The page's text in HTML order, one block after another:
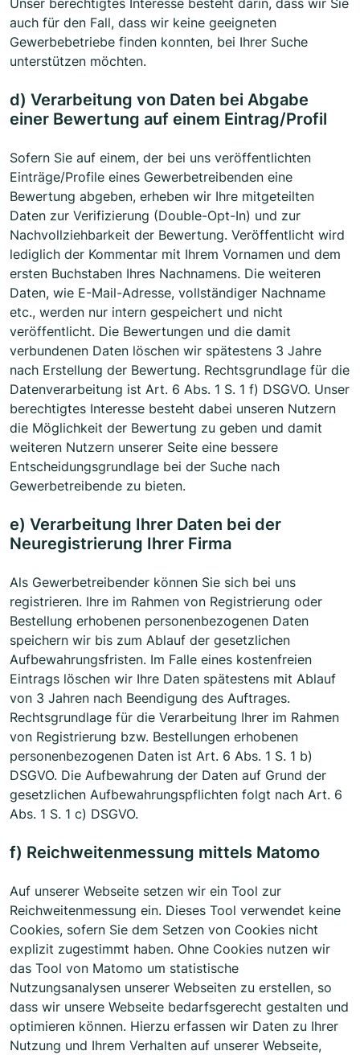
Unser berechtigtes Interesse besteht darin, dass wir Sie
auch für den Fall, dass wir keine geeigneten
Gewerbebetriebe finden konnten, bei Ihrer Suche
unterstützen möchten.
d) Verarbeitung von Daten bei Abgabe
einer Bewertung auf einem Eintrag/Profil
Sofern Sie auf einem, der bei uns veröffentlichten
Einträge/Profile eines Gewerbetreibenden eine
Bewertung abgeben, erheben wir Ihre mitgeteilten
Daten zur Verifizierung (Double-Opt-In) und zur
Nachvollziehbarkeit der Bewertung. Veröffentlicht wird
lediglich der Kommentar mit Ihrem Vornamen und dem
ersten Buchstaben Ihres Nachnamens. Die weiteren
Daten, wie E-Mail-Adresse, vollständiger Nachname
etc., werden nur intern gespeichert und nicht
veröffentlicht. Die Bewertungen und die damit
verbundenen Daten löschen wir spätestens 3 Jahre
nach Erstellung der Bewertung. Rechtsgrundlage für die
Datenverarbeitung ist Art. 6 Abs. 1 S. 1 f) DSGVO. Unser
berechtigtes Interesse besteht dabei unseren Nutzern
die Möglichkeit der Bewertung zu geben und damit
weiteren Nutzern unserer Seite eine bessere
Entscheidungsgrundlage bei der Suche nach
Gewerbetreibende zu bieten.
e) Verarbeitung Ihrer Daten bei der
Neuregistrierung Ihrer Firma
Als Gewerbetreibender können Sie sich bei uns
registrieren. Ihre im Rahmen von Registrierung oder
Bestellung erhobenen personenbezogenen Daten
speichern wir bis zum Ablauf der gesetzlichen
Aufbewahrungsfristen. Im Falle eines kostenfreien
Eintrags löschen wir Ihre Daten spätestens mit Ablauf
von 3 Jahren nach Beendigung des Auftrages.
Rechtsgrundlage für die Verarbeitung Ihrer im Rahmen
von Registrierung bzw. Bestellungen erhobenen
personenbezogenen Daten ist Art. 6 Abs. 1 S. 1 b)
DSGVO. Die Aufbewahrung der Daten auf Grund der
gesetzlichen Aufbewahrungspflichten folgt nach Art. 6
Abs. 1 S. 1 c) DSGVO.
f) Reichweitenmessung mittels Matomo
Auf unserer Webseite setzen wir ein Tool zur
Reichweitenmessung ein. Dieses Tool verwendet keine
Cookies, sofern Sie dem Setzen von Cookies nicht
explizit zugestimmt haben. Ohne Cookies nutzen wir
das Tool von Matomo um statistische
Nutzungsanalysen unserer Webseiten zu erstellen, so
dass wir unsere Webseite bedarfsgerecht gestalten und
optimieren können. Hierzu erfassen wir Daten zu Ihrer
Nutzung und Ihrem Verhalten auf unserer Webseite,